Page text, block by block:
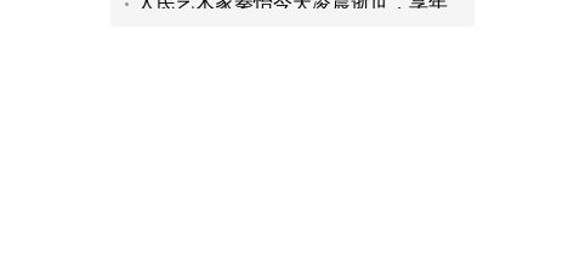
一百岁
不负时代 不负韶华 不负党和人民殷切